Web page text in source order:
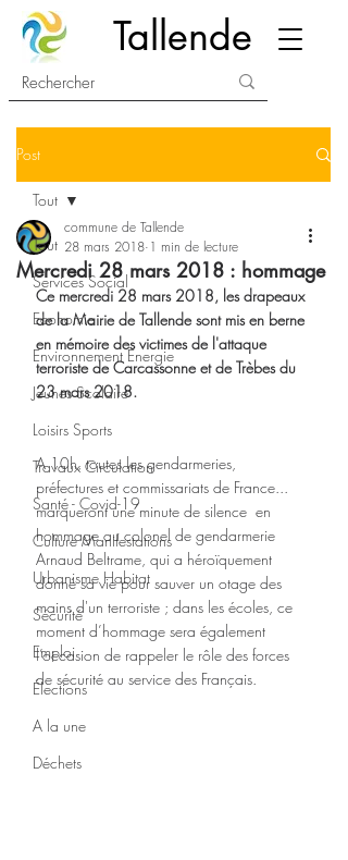
Tallende
Post
Tout
Services Social
Economie
Environnement Energie
Jeunes Scolaire
Loisirs Sports
Travaux Circulation
Santé - Covid-19
Culture Manifestations
Urbanisme Habitat
Sécurité
Emploi
Élections
A la une
Déchets
Tout
Mercredi 28 mars 2018 : hommage
commune de Tallende
28 mars 2018 1 min de lecture
Ce mercredi 28 mars 2018, les drapeaux
de la Mairie de Tallende sont mis en berne
en mémoire des victimes de l'attaque
terroriste de Carcassonne et de Trèbes du
23 mars 2018.
A 10h, toutes les gendarmeries,
préfectures et commissariats de France...
marqueront une minute de silence  en
hommage au colonel de gendarmerie
Arnaud Beltrame, qui a héroïquement
donné sa vie pour sauver un otage des
mains d'un terroriste ; dans les écoles, ce
moment d’hommage sera également
l’occasion de rappeler le rôle des forces
de sécurité au service des Français.